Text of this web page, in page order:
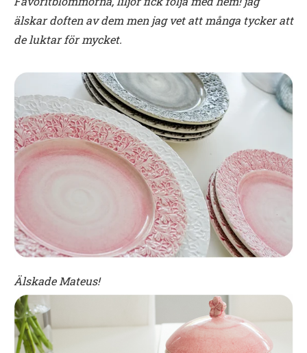
älskar doften av dem men jag vet att många tycker att
de luktar för mycket.
Älskade Mateus!